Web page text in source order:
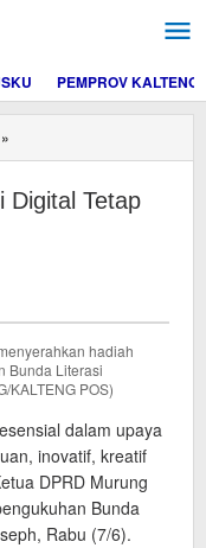
PEMPROV KALTENG
»
Pengurus
Digital
Digital Tetap
dalam upaya
inovatif, kreatif
DPRD Murung
Bunda
Rabu (7/6).